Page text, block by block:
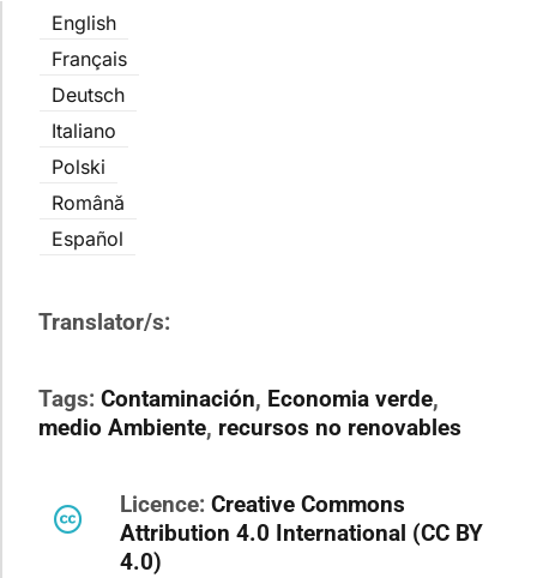
English
Français
Deutsch
Italiano
Polski
Română
Español
Translator/s:
Tags: Contaminación, Economia verde,
medio Ambiente, recursos no renovables
Licence: Creative Commons
Attribution 4.0 International (CC BY
4.0)